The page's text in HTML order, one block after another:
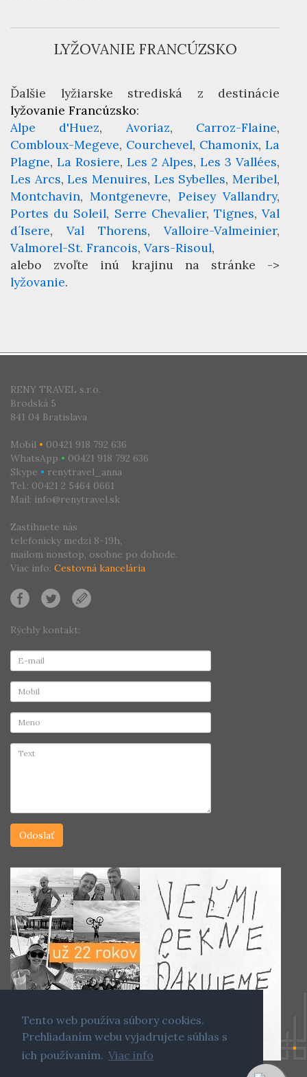
Tento web používa súbory cookies.
Prehliadaním webu vyjadrujete súhlas s
ich používaním. Viac info
LYŽOVANIE FRANCÚZSKO
Ďalšie lyžiarske strediská z destinácie
lyžovanie Francúzsko:
Alpe d'Huez
Avoriaz
Carroz-Flaine
Combloux-Megeve Courchevel Chamonix La
Plagne La Rosiere Les 2 Alpes Les 3 Vallées
Les Arcs Les Menuires Les Sybelles Meribel
Montchavin
Montgenevre
Peisey Vallandry
Portes du Soleil
Serre Chevalier Tignes Val
d´Isere
Val Thorens
Valloire-Valmeinier
Valmorel-St. Francois Vars-Risoul
alebo zvoľte inú krajinu na stránke ->
lyžovanie.
RENY TRAVEL s.r.o.
Brodská 5
841 04 Bratislava
Mobil • 00421 918 792 636
WhatsApp • 00421 918 792 636
Skype • renytravel_anna
Tel.: 00421 2 5464 0661
Mail: info@renytravel.sk
Zastihnete nás
telefonicky medzi 8-19h,
mailom nonstop, osobne po dohode.
Viac info: Cestovná kancelária
Rýchly kontakt: